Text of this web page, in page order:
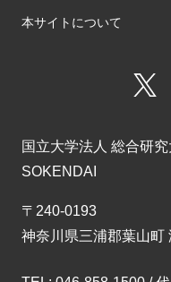
本サイトについて
国立大学法人 総合研
SOKENDAI
〒240-0193
神奈川県三浦郡葉山町